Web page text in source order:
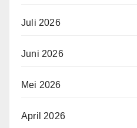
Juli 2026
Juni 2026
Mei 2026
April 2026